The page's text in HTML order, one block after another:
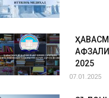
2025
07.01.2025